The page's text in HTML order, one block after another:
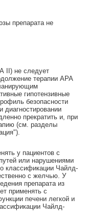
препарата не
II) не следует
терапии АРА
гипотензивные
безопасности
диагностировании
прекратить и, при
(см. разделы
у пациентов с
или нарушениями
классификации Чайлд-
с желчью. У
препарата из
применять с
печени легкой и
Чайлд-